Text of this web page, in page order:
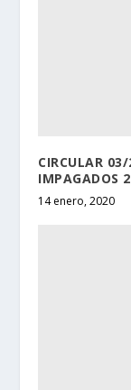
CIRCULAR
IMPAGADOS
14 enero, 2020